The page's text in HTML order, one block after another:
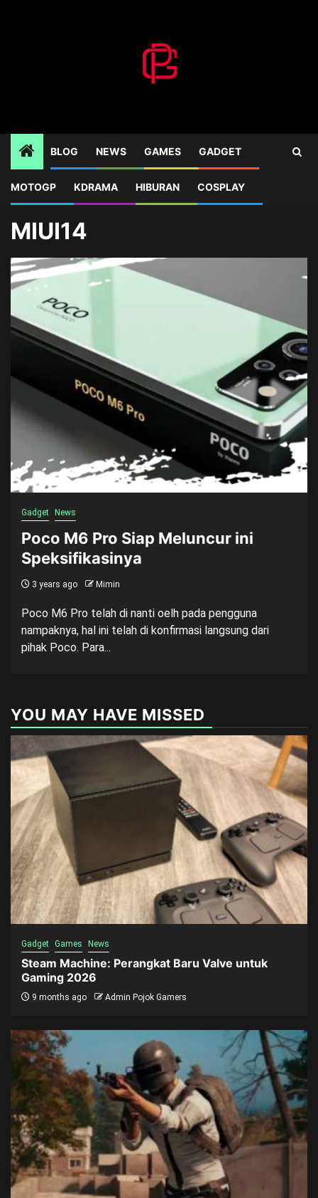
BLOG NEWS GAMES GADGET
MOTOGP KDRAMA HIBURAN COSPLAY
Home Blog MIUI14
MIUI14
Gadget News
Poco M6 Pro Siap Meluncur ini
Speksifikasinya
3 years ago Mimin
Poco M6 Pro telah di nanti oelh pada pengguna
nampaknya, hal ini telah di konfirmasi langsung dari
pihak Poco. Para...
YOU MAY HAVE MISSED
Gadget Games News
Steam Machine: Perangkat Baru Valve untuk
Gaming 2026
9 months ago Admin Pojok Gamers